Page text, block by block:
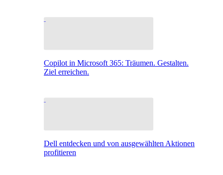
Copilot in Microsoft 365: Träumen. Gestalten.
Ziel erreichen.
Dell entdecken und von ausgewählten Aktionen
profitieren